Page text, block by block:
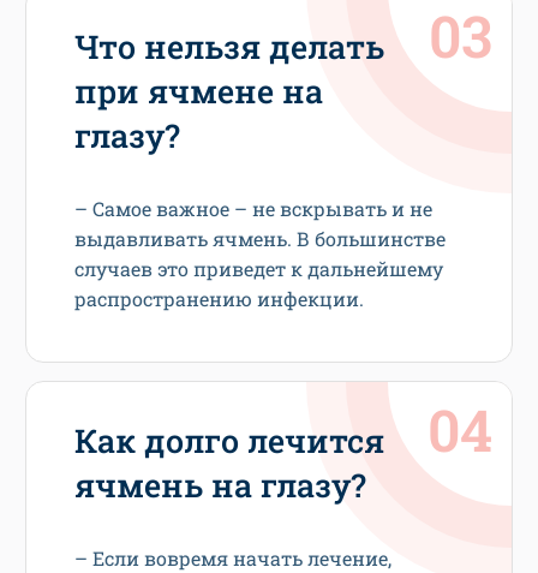
Что нельзя делать
при ячмене на
глазу?
– Самое важное – не вскрывать и не
выдавливать ячмень. В большинстве
случаев это приведет к дальнейшему
распространению инфекции.
Как долго лечится
ячмень на глазу?
– Если вовремя начать лечение,